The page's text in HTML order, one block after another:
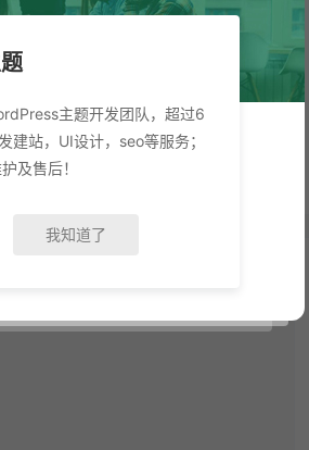
主题开发团队，超过6
建站，UI设计，seo等服务；
及售后！
我知道了